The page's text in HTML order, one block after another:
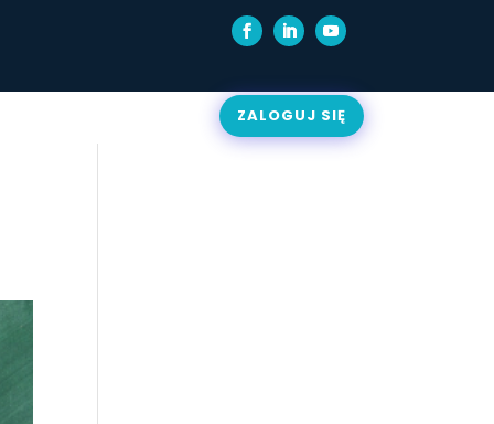
ZALOGUJ SIĘ